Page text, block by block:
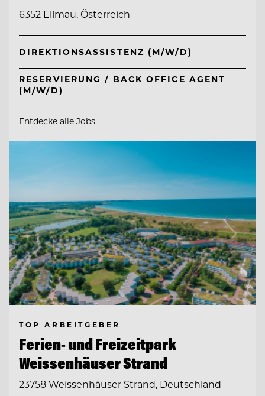
6352 Ellmau, Österreich
DIREKTIONSASSISTENZ (M/W/D)
RESERVIERUNG / BACK OFFICE AGENT
(M/W/D)
Entdecke alle Jobs
TOP ARBEITGEBER
Ferien- und Freizeitpark
Weissenhäuser Strand
23758 Weissenhäuser Strand, Deutschland